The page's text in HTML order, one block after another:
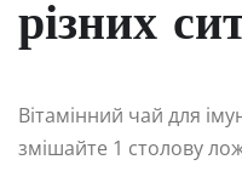
різних
Вітамінний чай для
змішайте 1 столову